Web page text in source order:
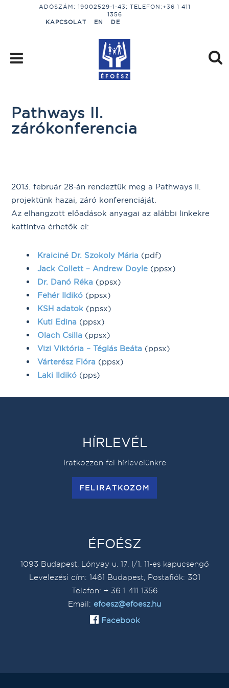
ADÓSZÁM: 19002529-1-43; TELEFON:+36 1 411
1356
KAPCSOLAT
EN DE
Pathways II.
zárókonferencia
2013. február 28-án rendeztük meg a Pathways II.
projektünk hazai, záró konferenciáját.
Az elhangzott előadások anyagai az alábbi linkekre
kattintva érhetők el:
Kraiciné Dr. Szokoly Mária (pdf)
Jack Collett – Andrew Doyle (ppsx)
Dr. Danó Réka (ppsx)
Fehér Ildikó (ppsx)
KSH adatok (ppsx)
Kuti Edina (ppsx)
Olach Csilla (ppsx)
Vizi Viktória – Téglás Beáta (ppsx)
Várterész Flóra (ppsx)
Laki Ildikó (pps)
HÍRLEVÉL
Iratkozzon fel hírlevelünkre
FELIRATKOZOM
ÉFOÉSZ
1093 Budapest, Lónyay u. 17. I/1. 11-es kapucsengő
Levelezési cím: 1461 Budapest, Postafiók: 301
Telefon: + 36 1 411 1356
Email: efoesz@efoesz.hu
Facebook